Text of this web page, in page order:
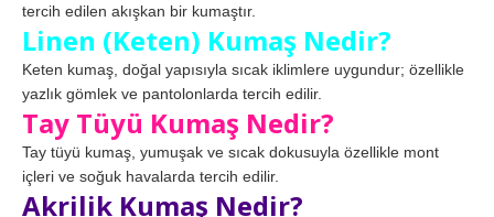
tercih edilen akışkan bir kumaştır.
Linen (Keten) Kumaş Nedir?
Keten kumaş, doğal yapısıyla sıcak iklimlere uygundur; özellikle
yazlık gömlek ve pantolonlarda tercih edilir.
Tay Tüyü Kumaş Nedir?
Tay tüyü kumaş, yumuşak ve sıcak dokusuyla özellikle mont
içleri ve soğuk havalarda tercih edilir.
Akrilik Kumaş Nedir?